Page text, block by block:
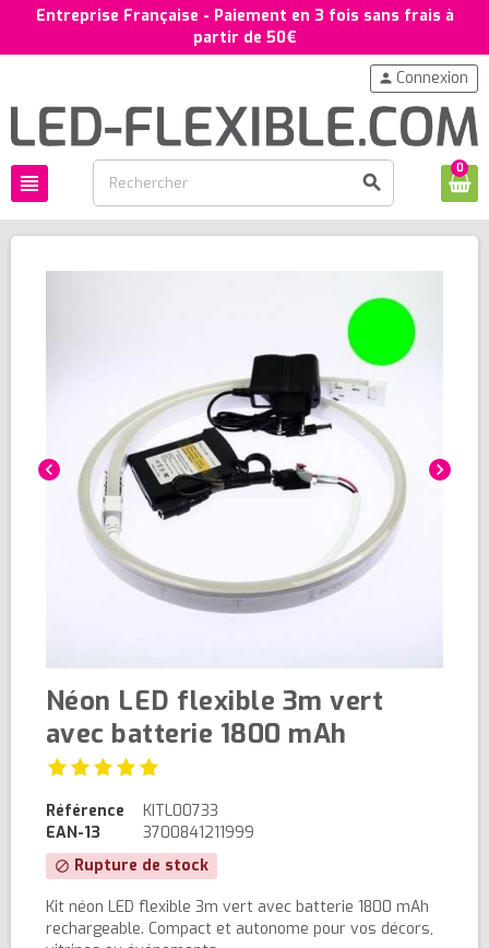
Entreprise Française - Paiement en 3 fois sans frais à
partir de 50€
view_headline search
person Connexion
0
chevron_left chevron_right
Néon LED flexible 3m vert
avec batterie 1800 mAh
Référence
KITL00733
EAN-13
3700841211999
block Rupture de stock
Kit néon LED flexible 3m vert avec batterie 1800 mAh
rechargeable. Compact et autonome pour vos décors,